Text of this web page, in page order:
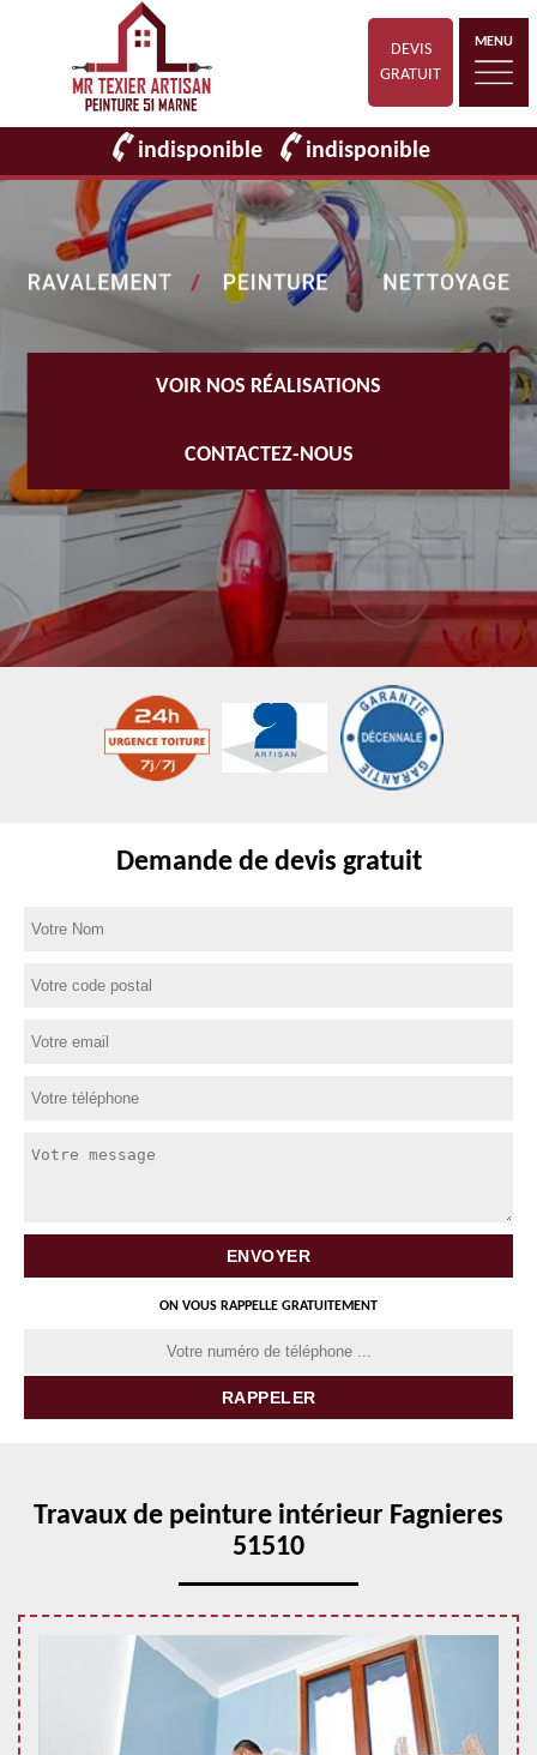
DEVIS
GRATUIT
MENU
indisponible indisponible
VOIR NOS RÉALISATIONS
CONTACTEZ-NOUS
Demande de devis gratuit
ON VOUS RAPPELLE GRATUITEMENT
Travaux de peinture intérieur Fagnieres
51510